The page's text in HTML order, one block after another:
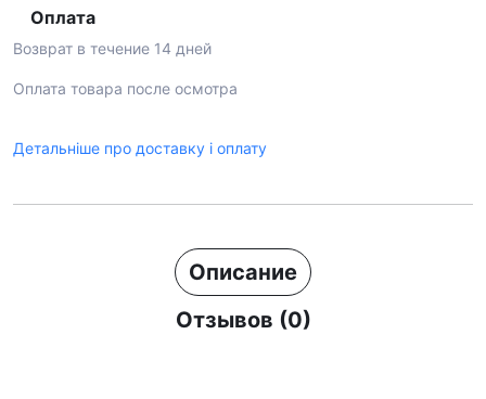
Оплата
Возврат в течение 14 дней
Оплата товара после осмотра
Детальніше про доставку і оплату
Описание
Отзывов (0)